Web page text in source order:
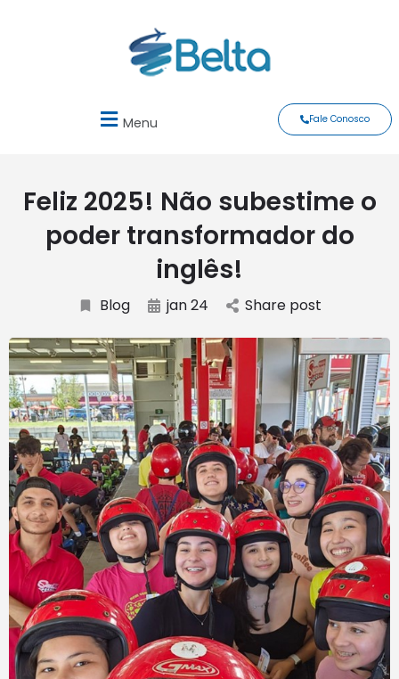
Menu Fale Conosco
Feliz 2025! Não subestime o
poder transformador do
inglês!
Blog jan 24 Share post